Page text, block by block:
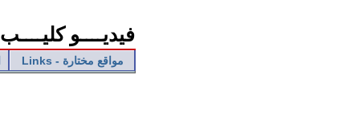
فيديــــو كليــــب
Links - مواقع مختارة